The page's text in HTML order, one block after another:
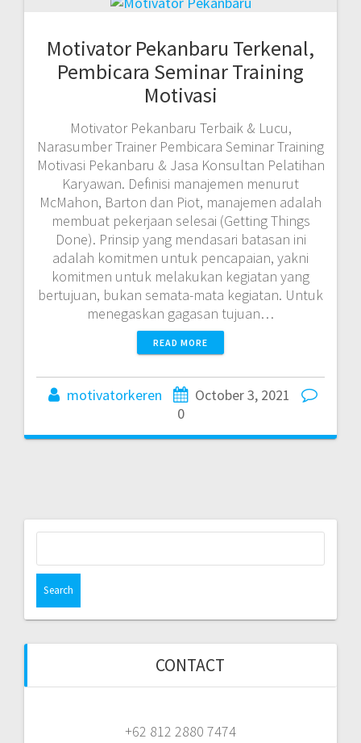
Motivator Pekanbaru Terkenal,
Pembicara Seminar Training
Motivasi
Motivator Pekanbaru Terbaik & Lucu,
Narasumber Trainer Pembicara Seminar Training
Motivasi Pekanbaru & Jasa Konsultan Pelatihan
Karyawan. Definisi manajemen menurut
McMahon, Barton dan Piot, manajemen adalah
membuat pekerjaan selesai (Getting Things
Done). Prinsip yang mendasari batasan ini
adalah komitmen untuk pencapaian, yakni
komitmen untuk melakukan kegiatan yang
bertujuan, bukan semata-mata kegiatan. Untuk
menegaskan gagasan tujuan…
READ MORE
motivatorkeren
October 3, 2021
0
CONTACT
+62 812 2880 7474